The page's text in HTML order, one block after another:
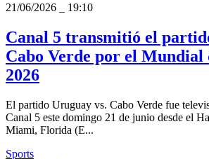
21/06/2026
19:10
Canal 5 transmitió el
Cabo Verde por el Mundial
2026
El partido Uruguay vs. Cabo Verde fue
Canal 5 este domingo 21 de junio desde el
Miami, Florida (E...
Sports